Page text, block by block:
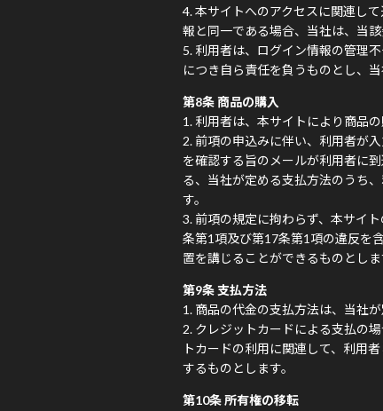
本サイトへのアクセスに関連し
報と同一である場合、当社は、当
利用者は、ログイン情報の管理
につき自ら責任を負うものとし、
第8条 商品の購入
利用者は、本サイトにより商品
前項の申込みに伴い、利用者が
を確認する旨のメールが利用者に
る、当社が定める支払方法のうち
す。
前項の規定に拘わらず、本サイ
条第1項及び第17条第1項の違反を
置を講じることができるものとしま
第9条 支払方法
商品の代金の支払方法は、当社
クレジットカードによる支払の
トカードの利用に関連して、利用
するものとします。
第10条 所有権の移転